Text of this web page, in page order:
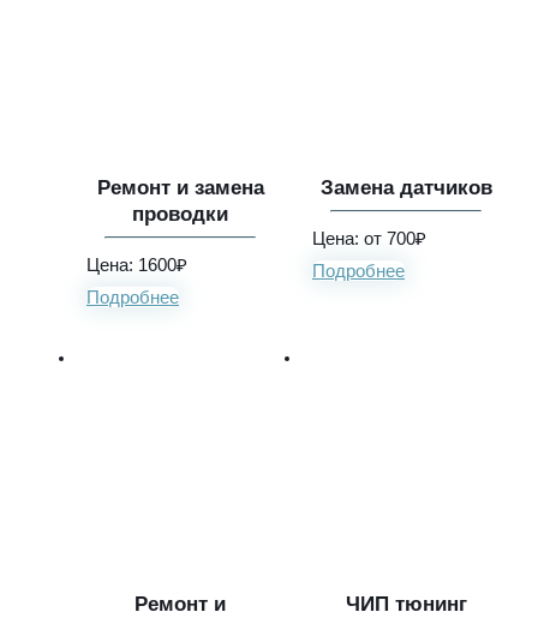
Ремонт и замена
проводки
Цена: 1600₽
Подробнее
Замена датчиков
Цена: от 700₽
Подробнее
Ремонт и
ЧИП тюнинг